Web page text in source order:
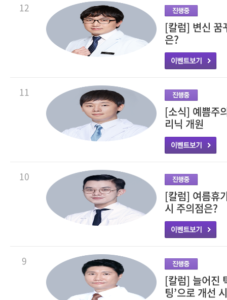
12
[칼럼] 변신 꿈
은?
11
[소식] 예쁨주
리닉 개원
10
[칼럼] 여름휴
시 주의점은?
9
[칼럼] 늘어진
팅’으로 개선